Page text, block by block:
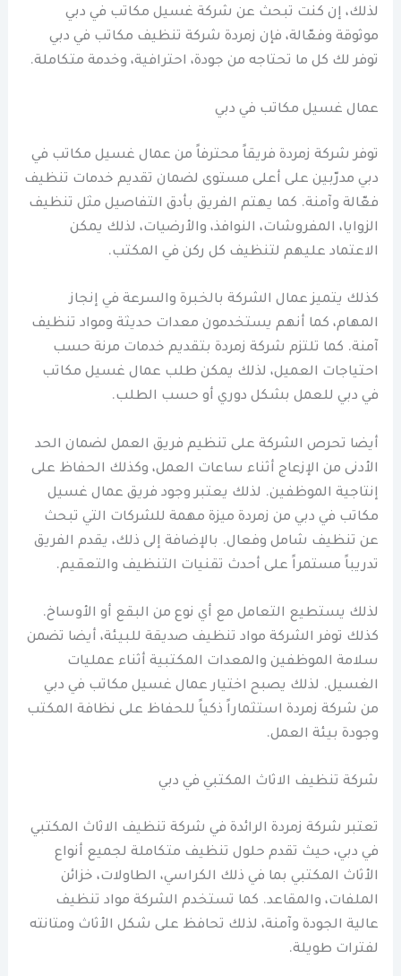
لذلك، إن كنت تبحث عن شركة غسيل مكاتب في دبي
موثوقة وفعّالة، فإن زمردة شركة تنظيف مكاتب في دبي
توفر لك كل ما تحتاجه من جودة، احترافية، وخدمة متكاملة.
عمال غسيل مكاتب في دبي
توفر شركة زمردة فريقاً محترفاً من عمال غسيل مكاتب في
دبي مدرّبين على أعلى مستوى لضمان تقديم خدمات تنظيف
فعّالة وآمنة. كما يهتم الفريق بأدق التفاصيل مثل تنظيف
الزوايا، المفروشات، النوافذ، والأرضيات، لذلك يمكن
الاعتماد عليهم لتنظيف كل ركن في المكتب.
كذلك يتميز عمال الشركة بالخبرة والسرعة في إنجاز
المهام، كما أنهم يستخدمون معدات حديثة ومواد تنظيف
آمنة. كما تلتزم شركة زمردة بتقديم خدمات مرنة حسب
احتياجات العميل، لذلك يمكن طلب عمال غسيل مكاتب
في دبي للعمل بشكل دوري أو حسب الطلب.
أيضا تحرص الشركة على تنظيم فريق العمل لضمان الحد
الأدنى من الإزعاج أثناء ساعات العمل، وكذلك الحفاظ على
إنتاجية الموظفين. لذلك يعتبر وجود فريق عمال غسيل
مكاتب في دبي من زمردة ميزة مهمة للشركات التي تبحث
عن تنظيف شامل وفعال. بالإضافة إلى ذلك، يقدم الفريق
تدريباً مستمراً على أحدث تقنيات التنظيف والتعقيم.
لذلك يستطيع التعامل مع أي نوع من البقع أو الأوساخ.
كذلك توفر الشركة مواد تنظيف صديقة للبيئة، أيضا تضمن
سلامة الموظفين والمعدات المكتبية أثناء عمليات
الغسيل. لذلك يصبح اختيار عمال غسيل مكاتب في دبي
من شركة زمردة استثماراً ذكياً للحفاظ على نظافة المكتب
وجودة بيئة العمل.
شركة تنظيف الاثاث المكتبي في دبي
تعتبر شركة زمردة الرائدة في شركة تنظيف الاثاث المكتبي
في دبي، حيث تقدم حلول تنظيف متكاملة لجميع أنواع
الأثاث المكتبي بما في ذلك الكراسي، الطاولات، خزائن
الملفات، والمقاعد. كما تستخدم الشركة مواد تنظيف
عالية الجودة وآمنة، لذلك تحافظ على شكل الأثاث ومتانته
لفترات طويلة.